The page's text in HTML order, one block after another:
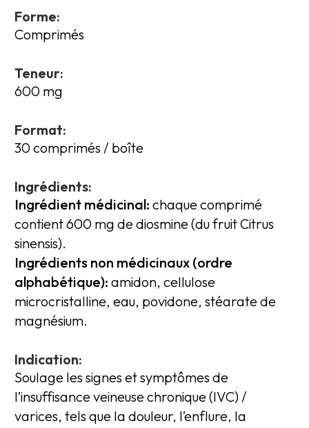
Forme:
Comprimés
Teneur:
600 mg
Format:
30 comprimés / boîte
Ingrédients:
Ingrédient médicinal: chaque comprimé
contient 600 mg de diosmine (du fruit Citrus
sinensis).
Ingrédients non médicinaux (ordre
alphabétique): amidon, cellulose
microcristalline, eau, povidone, stéarate de
magnésium.
Indication:
Soulage les signes et symptômes de
l’insuffisance veineuse chronique (IVC) /
varices, tels que la douleur, l’enflure, la